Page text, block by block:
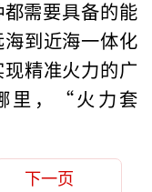
需要具备的能
到近海一体化
精准火力的广
里，“火力套
下一页